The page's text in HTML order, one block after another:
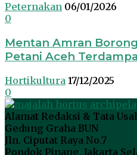
Peternakan 06/01/2026
0
Mentan Amran
Petani Aceh
Hortikultura 17/12/2025
0
Alamat Redaksi & Tata
Gedung Graha BUN
Jln. Ciputat Raya No.7
Pondok Pinang, Jakarta